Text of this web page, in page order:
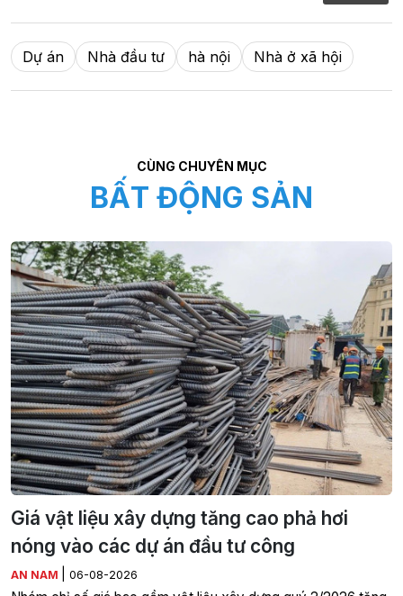
Dự án Nhà đầu tư hà nội Nhà ở xã hội
CÙNG CHUYÊN MỤC
BẤT ĐỘNG SẢN
Giá vật liệu xây dựng tăng cao phả hơi
nóng vào các dự án đầu tư công
AN NAM 06-08-2026